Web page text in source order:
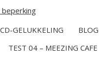
CD-GELUKKELING BLOG
TEST 04 – MEEZING CAFE